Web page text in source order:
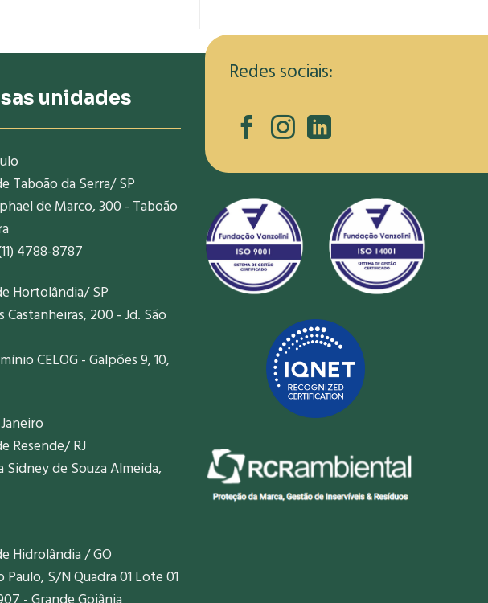
da
unidades
Taboão da Serra/ SP
de Marco, 300 - Taboão
4788-8787
Hortolândia/ SP
Castanheiras, 200 - Jd. São
CELOG - Galpões 9, 10,
Resende/ RJ
Sidney de Souza Almeida,
Hidrolândia / GO
Paulo, S/N Quadra 01 Lote 01
Redes sociais: